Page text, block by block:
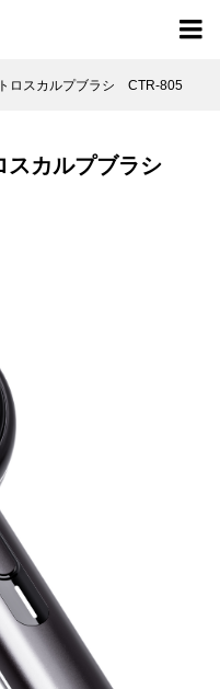

スカルプブラシ CTR-805
カルプブラシ